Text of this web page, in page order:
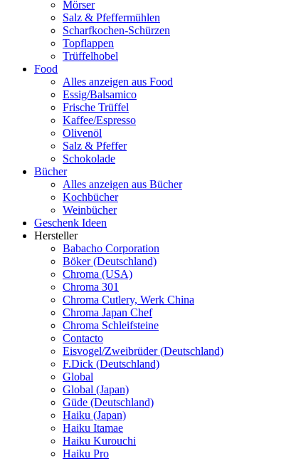
Mörser
Salz & Pfeffermühlen
Scharfkochen-Schürzen
Topflappen
Trüffelhobel
Food
Alles anzeigen aus Food
Essig/Balsamico
Frische Trüffel
Kaffee/Espresso
Olivenöl
Salz & Pfeffer
Schokolade
Bücher
Alles anzeigen aus Bücher
Kochbücher
Weinbücher
Geschenk Ideen
Hersteller
Babacho Corporation
Böker (Deutschland)
Chroma (USA)
Chroma 301
Chroma Cutlery, Werk China
Chroma Japan Chef
Chroma Schleifsteine
Contacto
Eisvogel/Zweibrüder (Deutschland)
F.Dick (Deutschland)
Global
Global (Japan)
Güde (Deutschland)
Haiku (Japan)
Haiku Itamae
Haiku Kurouchi
Haiku Pro